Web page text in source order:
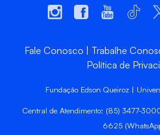
Fale Conosco Trabalhe
Política de
Fundação Edson Queiroz |
Central de Atendimento: (85) 3477-
6625